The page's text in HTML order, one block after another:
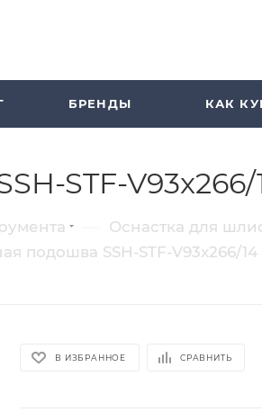
БРЕНДЫ КАК
STF-V93x266/
Оснастка для
подошва SSH-STF-V93x266/14
В ИЗБРАННОЕ СРАВНИТЬ